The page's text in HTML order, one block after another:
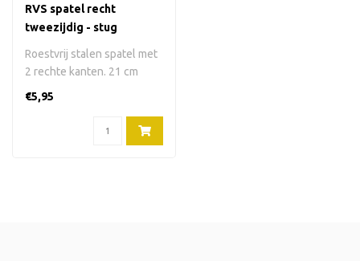
RVS spatel recht
tweezijdig - stug
Roestvrij stalen spatel met
2 rechte kanten. 21 cm
handvat.D..
€5,95